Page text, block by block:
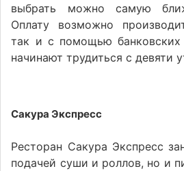
выбрать можно самую
Оплату возможно
так и с помощью банковских
начинают трудиться с девяти
Сакура Экспресс
Ресторан Сакура Экспресс
подачей суши и роллов, но и